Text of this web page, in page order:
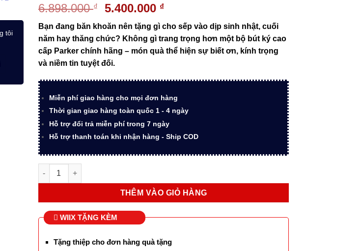
tôi
6.898.000₫
Giá
gốc
là:
6.898.000 ₫.
5.400.000 ₫Giá
hiện
tại
là:
5.400.000 ₫.
Bạn đang băn khoăn nên tặng gì cho sếp vào dịp sinh nhật, cuối
năm hay thăng chức? Không gì trang trọng hơn một bộ bút ký cao
cấp Parker chính hãng – món quà thể hiện sự biết ơn, kính trọng
và niềm tin tuyệt đối.
Miễn phí giao hàng cho mọi đơn hàng
Thời gian giao hàng toàn quốc 1 - 4 ngày
Hỗ trợ đổi trả miễn phí trong 7 ngày
Hỗ trợ thanh toán khi nhận hàng - Ship COD
Bộ quà tặng bút ký ParKer SON X Blue CT TB 1950889 kèm bao da số lượng
THÊM VÀO GIỎ HÀNG
WIIX TẶNG KÈM
Tặng thiệp cho đơn hàng quà tặng